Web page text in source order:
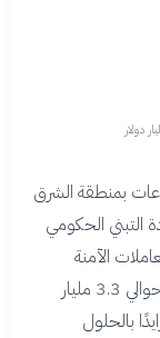
بمنطقة الشرق
التبني الحكومي
الآمنة
والفعالة. من المتوقع أن يصل حجم السوق إلى حوالي 3.3 مليار
متزايدًا بالحلول